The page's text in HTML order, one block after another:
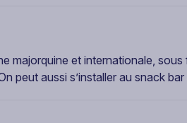
majorquine et internationale,
peut aussi s’installer au snack